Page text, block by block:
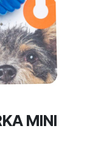
MINI